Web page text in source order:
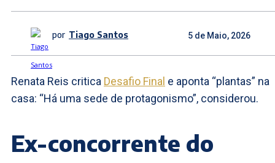
por Tiago Santos 5 de Maio, 2026
Renata Reis critica Desafio Final e aponta “plantas” na
casa: “Há uma sede de protagonismo”, considerou.
Ex-concorrente do